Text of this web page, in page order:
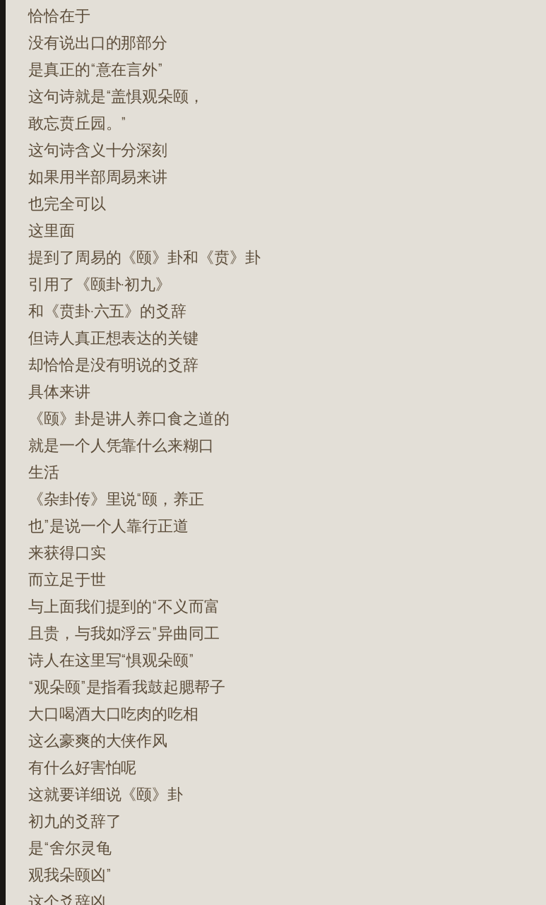
恰恰在于
没有说出口的那部分
是真正的“意在言外”
这句诗就是“盖惧观朵颐，
敢忘贲丘园。”
这句诗含义十分深刻
如果用半部周易来讲
也完全可以
这里面
提到了周易的《颐》卦和《贲》卦
引用了《颐卦·初九》
和《贲卦·六五》的爻辞
但诗人真正想表达的关键
却恰恰是没有明说的爻辞
具体来讲
《颐》卦是讲人养口食之道的
就是一个人凭靠什么来糊口
生活
《杂卦传》里说“颐，养正
也”是说一个人靠行正道
来获得口实
而立足于世
与上面我们提到的“不义而富
且贵，与我如浮云”异曲同工
诗人在这里写“惧观朵颐”
“观朵颐”是指看我鼓起腮帮子
大口喝酒大口吃肉的吃相
这么豪爽的大侠作风
有什么好害怕呢
这就要详细说《颐》卦
初九的爻辞了
是“舍尔灵龟
观我朵颐凶”